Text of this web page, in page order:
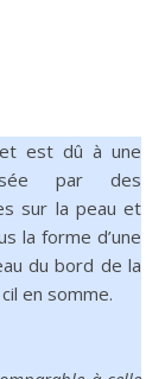
est dû à une
par des
sur la peau et
la forme d’une
du bord de la
en somme.